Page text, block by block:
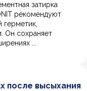
затирка
рекомендуют
герметик,
Он сохраняет
...
после высыхания